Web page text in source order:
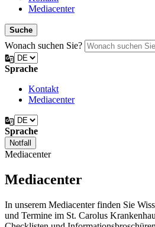
Mediacenter
Suche
Wonach suchen Sie?
Sprache
Kontakt
Mediacenter
Sprache
Notfall
Mediacenter
Mediacenter
In unserem Mediacenter finden Sie
und Termine im St. Carolus